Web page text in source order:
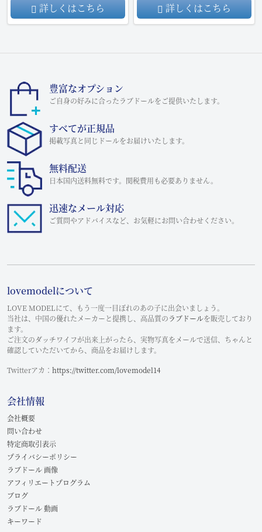
詳しくはこちら
詳しくはこちら
豊富なオプション
ご自身の好みに合ったラブドールをご提供いたします。
すべてが正規品
掲載写真と同じドールをお届けいたします。
無料配送
日本国内送料無料です。関税費用も必要ありません。
迅速なメール対応
ご質問やアドバイスなど、お気軽にお問い合わせください。
lovemodelについて
LOVE MODELにて、もう一度一目ぼれのあの子に出会いましょう。
当社は、中国の優れたメーカーと提携し、高品質のラブドールを販売しており
ます。
ご注文のダッチワイフが出来上がったら、実物写真をメールで送信、ちゃんと
確認していただいてから、商品をお届けします。
Twitterアカ： https://twitter.com/lovemodel14
会社情報
会社概要
問い合わせ
特定商取引表示
プライバシーポリシー
ラブドール 画像
アフィリエートプログラム
ブログ
ラブドール 動画
キーワード